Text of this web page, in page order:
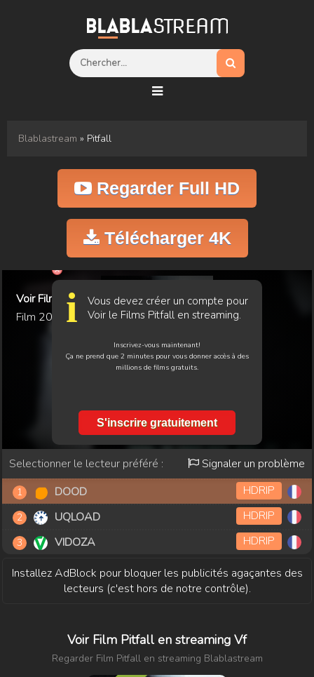
Blablastream » Pitfall
Regarder Full HD
Télécharger 4K
i
Vous devez créer un compte pour
Voir le Films Pitfall en streaming.
Inscrivez-vous maintenant!
Ça ne prend que 2 minutes pour vous donner accès à des
millions de films gratuits.
S'inscrire gratuitement
Voir Film Pitfall
Film 2026
Selectionner le lecteur préféré :
Signaler un problème
DOOD
HDRIP
UQLOAD
HDRIP
VIDOZA
HDRIP
Installez AdBlock pour bloquer les publicités agaçantes des
lecteurs (c'est hors de notre contrôle).
Voir Film Pitfall en streaming Vf
Regarder Film Pitfall en streaming Blablastream